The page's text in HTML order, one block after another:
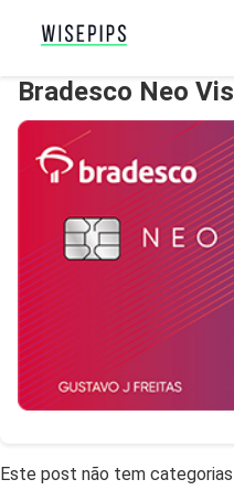
Bradesco Neo
Este post não tem